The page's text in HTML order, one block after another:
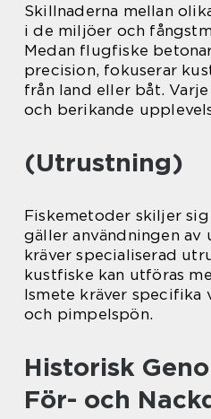
Skillnaderna mellan
i de miljöer och
Medan flugfiske
precision, fokuserar
från land eller båt.
och berikande
(Utrustning)
Fiskemetoder skiljer
gäller användningen
kräver specialiserad
kustfiske kan utföras
Ismete kräver specifika
och pimpelspön.
Historisk
För- och